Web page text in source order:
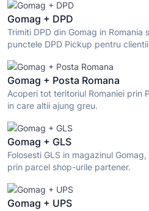
Gomag + DPD
Trimiti DPD din Gomag in Romania
punctele DPD Pickup pentru
Gomag + Posta Romana
Acoperi tot teritoriul Romaniei prin
in care altii ajung greu.
Gomag + GLS
Folosesti GLS in magazinul
prin parcel shop-urile partener.
Gomag + UPS